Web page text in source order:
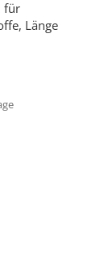
für
Länge